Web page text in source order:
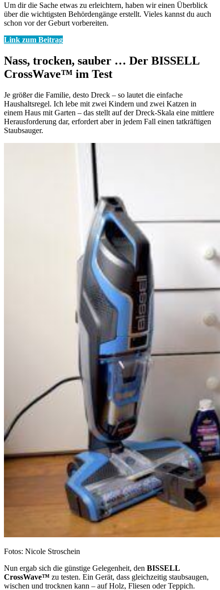
Um dir die Sache etwas zu erleichtern, haben wir einen Überblick
über die wichtigsten Behördengänge erstellt. Vieles kannst du auch
schon vor der Geburt vorbereiten.
Link zum Beitrag
Nass, trocken, sauber … Der BISSELL
CrossWave™ im Test
Je größer die Familie, desto Dreck – so lautet die einfache
Haushaltsregel. Ich lebe mit zwei Kindern und zwei Katzen in
einem Haus mit Garten – das stellt auf der Dreck-Skala eine mittlere
Herausforderung dar, erfordert aber in jedem Fall einen tatkräftigen
Staubsauger.
Fotos: Nicole Stroschein
Nun ergab sich die günstige Gelegenheit, den BISSELL
CrossWave™ zu testen. Ein Gerät, dass gleichzeitig staubsaugen,
wischen und trocknen kann – auf Holz, Fliesen oder Teppich.